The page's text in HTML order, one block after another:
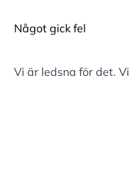
Något gick fel
Vi är ledsna för det.